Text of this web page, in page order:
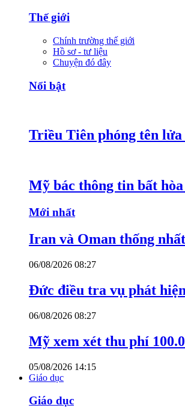
Thế giới
Chính trường thế giới
Hồ sơ - tư liệu
Chuyện đó đây
Nổi bật
Triều Tiên phóng tên lửa
Mỹ bác thông tin bất
Mới nhất
Iran và Oman thống
06/08/2026 08:27
Đức điều tra vụ phát
06/08/2026 08:27
Mỹ xem xét thu phí
05/08/2026 14:15
Giáo dục
Giáo dục